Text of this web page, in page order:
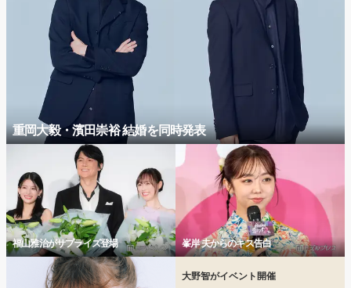
重岡大毅・濱田崇裕 結婚を同時発表
福山雅治がサプライズ登場 峯岸 夫からのキス告白
大野智がイベント開催